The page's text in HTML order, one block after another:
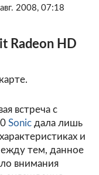
2008, 07:18
Radeon HD
встреча с
Sonic дала лишь
и
тем, данное
внимания